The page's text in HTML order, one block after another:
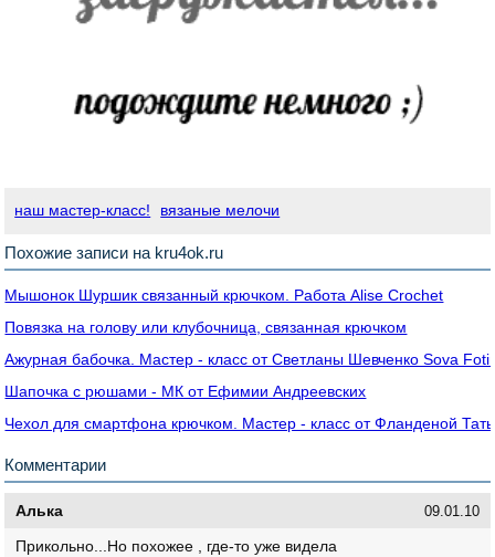
наш мастер-класс! вязаные мелочи
Похожие записи на kru4ok.ru
Мышонок Шуршик связанный крючком. Работа Alise Crochet
Повязка на голову или клубочница, связанная крючком
Ажурная бабочка. Мастер - класс от Светланы Шевченко Sova
Шапочка с рюшами - МК от Ефимии Андреевских
Чехол для смартфона крючком. Мастер - класс от Фланденой
Комментарии
Алька 09.01.10
Прикольно...Но похожее , где-то уже видела